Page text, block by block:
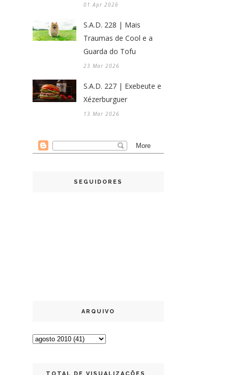
01 Apr 2026
S.A.D. 228 | Mais
Traumas de Cool e a
Guarda do Tofu
23 Mar 2026
S.A.D. 227 | Exebeute e
Xézerburguer
13 Mar 2026
SEGUIDORES
ARQUIVO
TOTAL DE VISUALIZAÇÕES